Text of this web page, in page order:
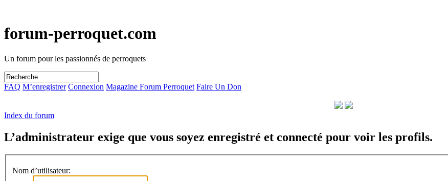
forum-perroquet.com
Un forum pour les passionnés de perroquets
FAQ M’enregistrer Connexion Magazine Forum Perroquet Faire Un Don
Index du forum
L’administrateur exige que vous soyez enregistré et connecté pour voir les profils.
Nom d’utilisateur: